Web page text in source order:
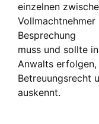
einzelnen
Vollmachtnehmer
Besprechung
muss und sollte
Anwalts
Betreuungsrecht
auskennt.